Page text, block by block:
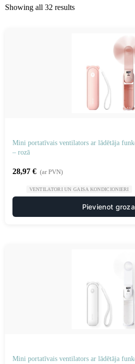
Showing all 32 results
Mini portatīvais ventilators ar lādētāja
– rozā
28,97 € (ar PVN)
VENTILATORI UN GAISA KONDICIONIERI
Pievienot
Mini portatīvais ventilators ar lādētāja